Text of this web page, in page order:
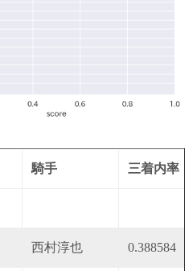
騎手 三着内率
西村淳也 0.388584